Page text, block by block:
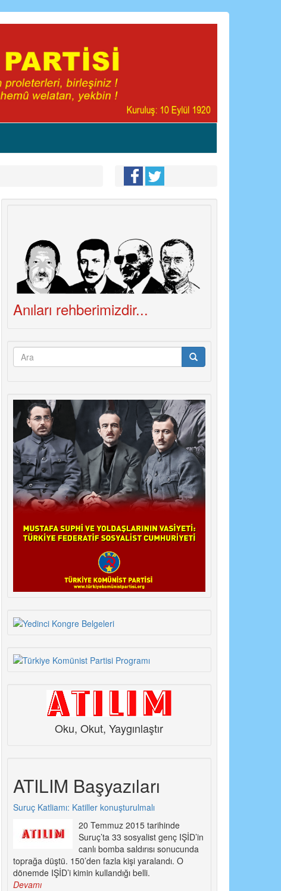
Anıları rehberimizdir...
Arama
Oku, Okut, Yaygınlaştır
ATILIM Başyazıları
Suruç Katliamı: Katiller konuşturulmalı
20 Temmuz 2015 tarihinde
Suruç’ta 33 sosyalist genç IŞİD’in
canlı bomba saldırısı sonucunda
toprağa düştü. 150’den fazla kişi yaralandı. O
dönemde IŞİD’i kimin kullandığı belli.
Devamı